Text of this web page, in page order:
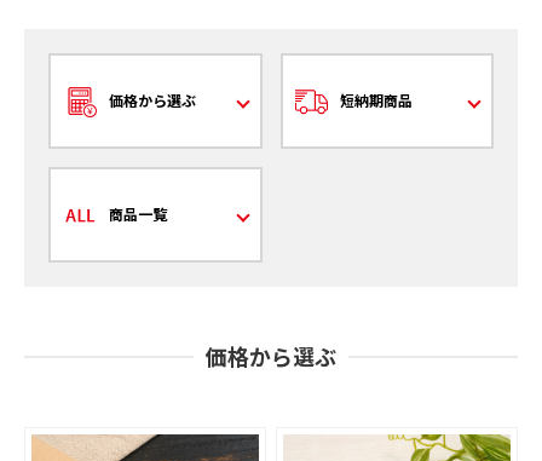
価格から選ぶ 短納期商品
商品一覧
価格から選ぶ